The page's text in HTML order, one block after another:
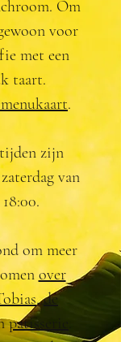
Om
voor
met een
taart.
.
zijn
van
om meer
over
,de
patisserie